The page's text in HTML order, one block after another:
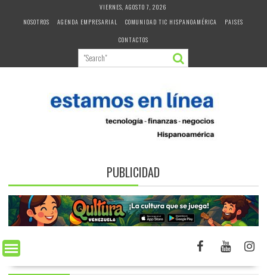
VIERNES, AGOSTO 7, 2026
NOSOTROS
AGENDA EMPRESARIAL COMUNIDAD TIC HISPANOAMÉRICA
PAISES
CONTACTOS
PUBLICIDAD